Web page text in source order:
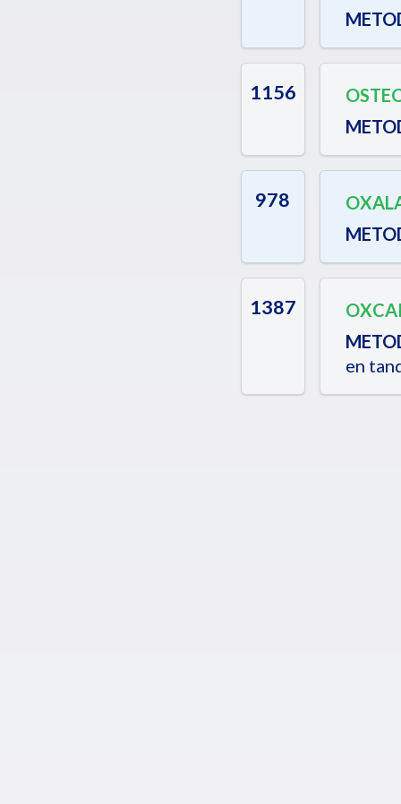
1156
978
1387
en